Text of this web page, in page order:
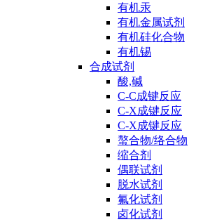
有机汞
有机金属试剂
有机硅化合物
有机锡
合成试剂
酸,碱
C-C成键反应
C-X成键反应
C-X成键反应
螯合物/络合物
缩合剂
偶联试剂
脱水试剂
氟化试剂
卤化试剂